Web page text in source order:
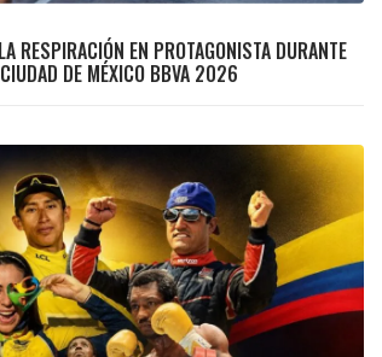
RESPIRACIÓN EN PROTAGONISTA DURANTE
DE MÉXICO BBVA 2026